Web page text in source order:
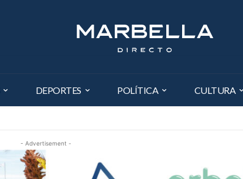
DEPORTES POLÍTICA CULTURA
- Advertisement -